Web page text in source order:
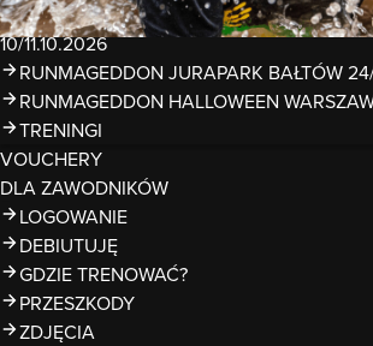
RUNMAGEDDON WARSZAWA
10/11.10.2026
RUNMAGEDDON JURAPARK BAŁTÓW
RUNMAGEDDON HALLOWEEN
TRENINGI
VOUCHERY
DLA ZAWODNIKÓW
LOGOWANIE
DEBIUTUJĘ
GDZIE TRENOWAĆ?
PRZESZKODY
ZDJĘCIA